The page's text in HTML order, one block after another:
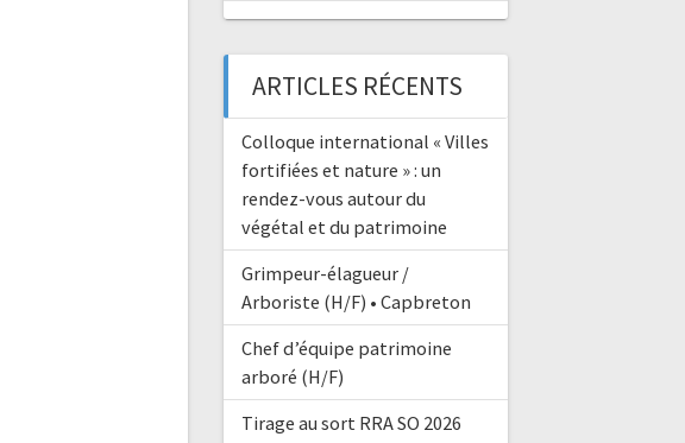
ARTICLES RÉCENTS
Colloque international « Villes
fortifiées et nature » : un
rendez-vous autour du
végétal et du patrimoine
Grimpeur-élagueur /
Arboriste (H/F) • Capbreton
Chef d’équipe patrimoine
arboré (H/F)
Tirage au sort RRA SO 2026